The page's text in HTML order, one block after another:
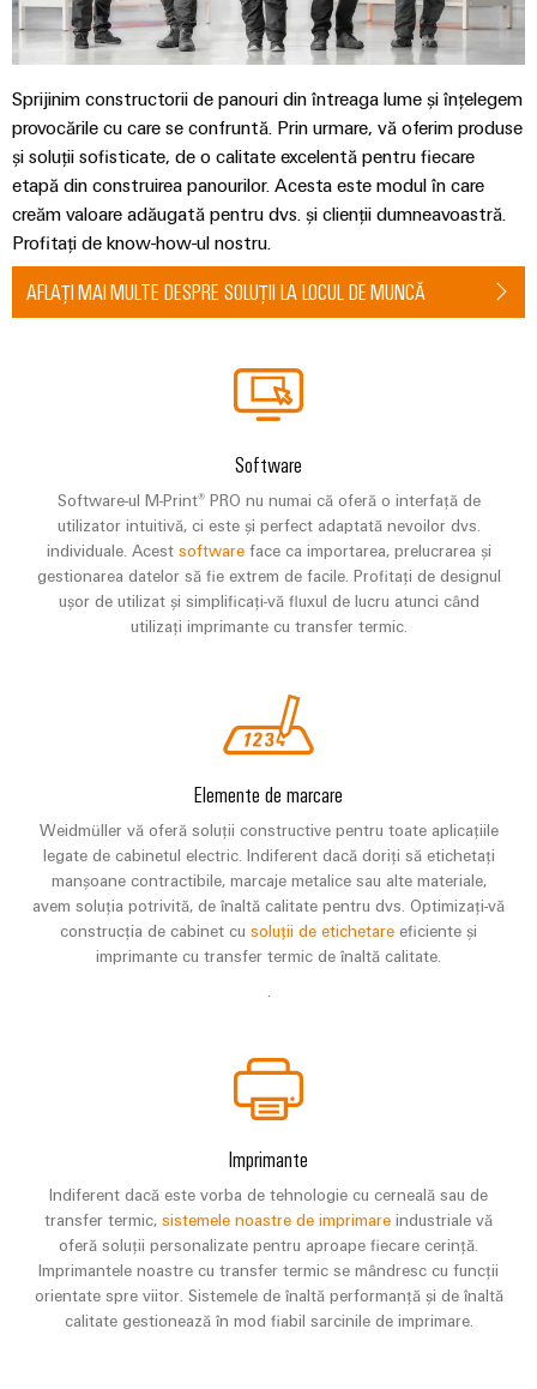
Sprijinim constructorii de panouri din întreaga lume și înțelegem
provocările cu care se confruntă. Prin urmare, vă oferim produse
și soluții sofisticate, de o calitate excelentă pentru fiecare
etapă din construirea panourilor. Acesta este modul în care
creăm valoare adăugată pentru dvs. și clienții dumneavoastră.
Profitați de know-how-ul nostru.
AFLAȚI MAI MULTE DESPRE SOLUȚII LA LOCUL DE MUNCĂ
Software
Software-ul M-Print® PRO nu numai că oferă o interfață de
utilizator intuitivă, ci este și perfect adaptată nevoilor dvs.
individuale. Acest softwareface ca importarea, prelucrarea și
gestionarea datelor să fie extrem de facile. Profitați de designul
ușor de utilizat și simplificați-vă fluxul de lucru atunci când
utilizați imprimante cu transfer termic.
Elemente de marcare
Weidmüller vă oferă soluții constructive pentru toate aplicațiile
legate de cabinetul electric. Indiferent dacă doriți să etichetați
manșoane contractibile, marcaje metalice sau alte materiale,
avem soluția potrivită, de înaltă calitate pentru dvs. Optimizați-vă
construcția de cabinet cu soluții de etichetare eficiente și
imprimante cu transfer termic de înaltă calitate.
Imprimante
Indiferent dacă este vorba de tehnologie cu cerneală sau de
transfer termic, sistemele noastre de imprimare industriale vă
oferă soluții personalizate pentru aproape fiecare cerință.
Imprimantele noastre cu transfer termic se mândresc cu funcții
orientate spre viitor. Sistemele de înaltă performanță și de înaltă
calitate gestionează în mod fiabil sarcinile de imprimare.